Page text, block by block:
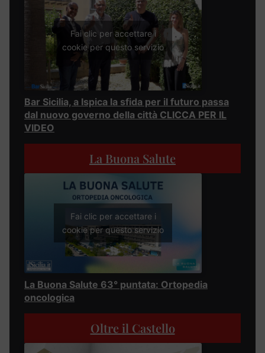
Fai clic per accettare i
cookie per questo servizio
Bar Sicilia, a Ispica la sfida per il futuro passa
dal nuovo governo della città CLICCA PER IL
VIDEO
La Buona Salute
Fai clic per accettare i
cookie per questo servizio
La Buona Salute 63° puntata: Ortopedia
oncologica
Oltre il Castello